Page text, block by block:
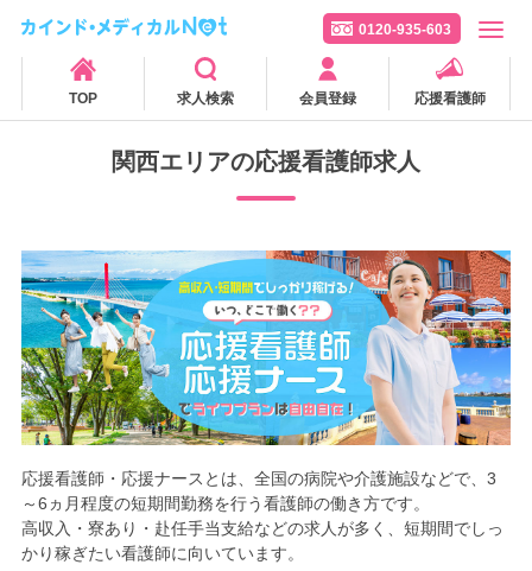
0120-935-603
TOP 求人検索 会員登録 応援看護師
関西エリアの応援看護師求人
応援看護師・応援ナースとは、全国の病院や介護施設などで、3
～6ヵ月程度の短期間勤務を行う看護師の働き方です。
高収入・寮あり・赴任手当支給などの求人が多く、短期間でしっ
かり稼ぎたい看護師に向いています。